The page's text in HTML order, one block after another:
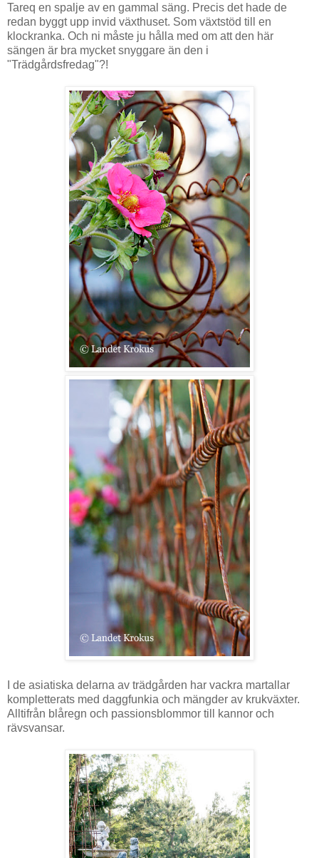
Tareq en spalje av en gammal säng. Precis det hade de
redan byggt upp invid växthuset. Som växtstöd till en
klockranka. Och ni måste ju hålla med om att den här
sängen är bra mycket snyggare än den i
"Trädgårdsfredag"?!
I de asiatiska delarna av trädgården har vackra martallar
kompletterats med daggfunkia och mängder av krukväxter.
Alltifrån blåregn och passionsblommor till kannor och
rävsvansar.